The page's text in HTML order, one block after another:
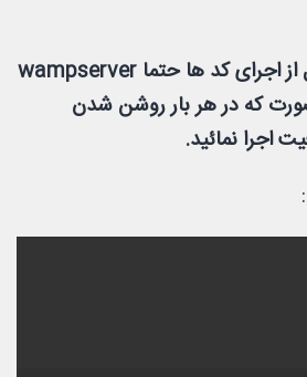
دقت داشته باشید قبل از اجرای کد ها حتما wampserver
صورت که در هر بار روشن شدن
اجرا نمائید.